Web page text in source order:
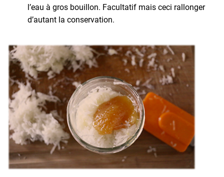
l’eau à gros bouillon. Facultatif mais ceci rallonger
d’autant la conservation.